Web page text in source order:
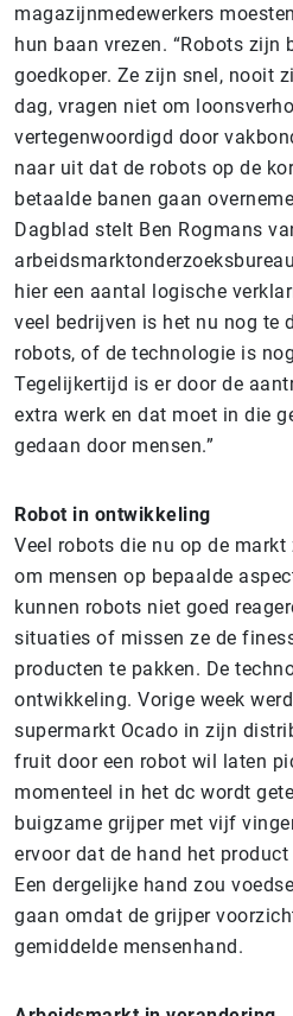
magazijnmedewerkers
hun baan vrezen. “Robots zijn
goedkoper. Ze zijn snel, nooit
dag, vragen niet om
vertegenwoordigd door
naar uit dat de robots op de
betaalde banen gaan
Dagblad stelt Ben Rogmans
hier een aantal logische
veel bedrijven is het nu nog te
robots, of de technologie is
Tegelijkertijd is er door de
extra werk en dat moet in die
gedaan door mensen.”
Robot in ontwikkeling
Veel robots die nu op de
om mensen op bepaalde
kunnen robots niet goed
situaties of missen ze de
producten te pakken. De
ontwikkeling. Vorige week
supermarkt Ocado in zijn
fruit door een robot wil laten
momenteel in het dc wordt
buigzame grijper met vijf
ervoor dat de hand het
Een dergelijke hand zou
gaan omdat de grijper
gemiddelde mensenhand.